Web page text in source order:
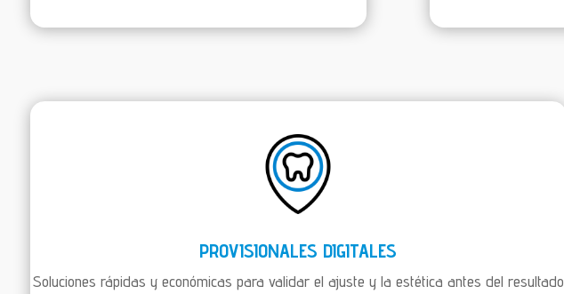
PROVISIONALES DIGITALES
Soluciones rápidas y económicas para validar el ajuste y la estética antes del resultado